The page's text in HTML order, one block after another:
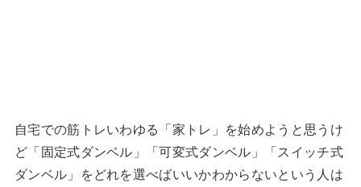
自宅での筋トレいわゆる「家トレ」を始めようと思うけ
ど「固定式ダンベル」「可変式ダンベル」「スイッチ式
ダンベル」をどれを選べばいいかわからないという人は